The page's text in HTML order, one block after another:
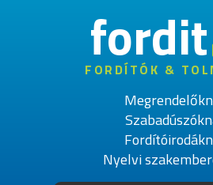
FORDÍTÓK &
Nyelvi